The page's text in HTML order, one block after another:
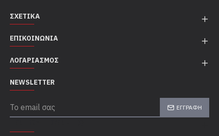
ΣΧΕΤΙΚΆ
ΕΠΙΚΟΙΝΩΝΊΑ
ΛΟΓΑΡΙΑΣΜΌΣ
NEWSLETTER
ΕΓΓΡΑΦΉ